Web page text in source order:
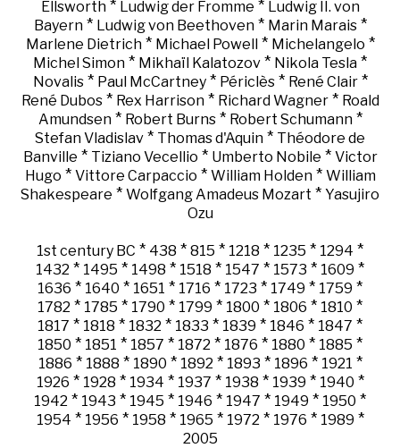
Ellsworth* Ludwig der Fromme * Ludwig II. von
Bayern* Ludwig von Beethoven* Marin Marais*
Marlene Dietrich* Michael Powell* Michelangelo *
Michel Simon * Mikhaïl Kalatozov * Nikola Tesla *
Novalis* Paul McCartney* Périclès* René Clair*
René Dubos* Rex Harrison* Richard Wagner* Roald
Amundsen* Robert Burns* Robert Schumann*
Stefan Vladislav * Thomas d'Aquin * Théodore de
Banville * Tiziano Vecellio * Umberto Nobile * Victor
Hugo * Vittore Carpaccio * William Holden* William
Shakespeare * Wolfgang Amadeus Mozart * Yasujiro
Ozu
1st century BC * 438 * 815 * 1218 * 1235 * 1294 *
1432 * 1495 * 1498 * 1518 * 1547 * 1573 * 1609 *
1636 * 1640 * 1651 * 1716 * 1723 * 1749 * 1759 *
1782 * 1785 * 1790 * 1799 * 1800 * 1806 * 1810 *
1817 * 1818 * 1832 * 1833 * 1839 * 1846 * 1847 *
1850 * 1851 * 1857 * 1872 * 1876 * 1880 * 1885 *
1886 * 1888 * 1890 * 1892 * 1893 * 1896 * 1921 *
1926 * 1928 * 1934 * 1937 * 1938 * 1939 * 1940 *
1942 * 1943 * 1945 * 1946 * 1947 * 1949 * 1950 *
1954 * 1956 * 1958 * 1965 * 1972 * 1976 * 1989 *
2005